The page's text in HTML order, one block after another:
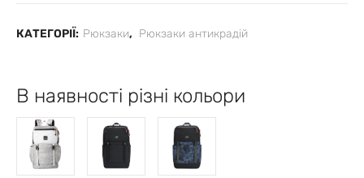
КАТЕГОРІЇ: Рюкзаки, Рюкзаки антикрадій
В наявності різні кольори